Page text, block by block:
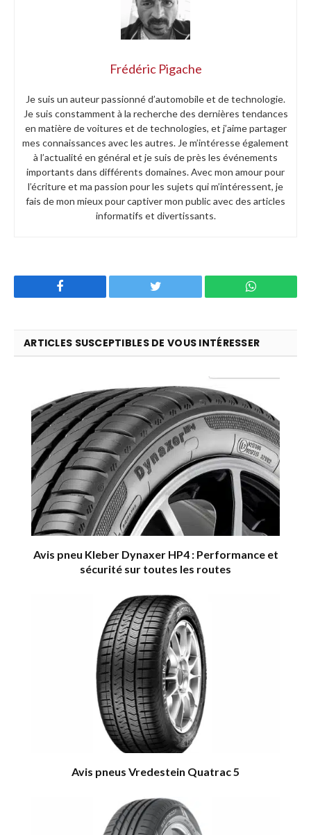
Frédéric Pigache
Je suis un auteur passionné d’automobile et de technologie.
Je suis constamment à la recherche des dernières tendances
en matière de voitures et de technologies, et j’aime partager
mes connaissances avec les autres. Je m’intéresse également
à l’actualité en général et je suis de près les événements
importants dans différents domaines. Avec mon amour pour
l’écriture et ma passion pour les sujets qui m’intéressent, je
fais de mon mieux pour captiver mon public avec des articles
informatifs et divertissants.
Twitter WhatsApp
ARTICLES SUSCEPTIBLES DE VOUS INTÉRESSER
Avis pneu Kleber Dynaxer HP4 : Performance et
sécurité sur toutes les routes
Avis pneus Vredestein Quatrac 5